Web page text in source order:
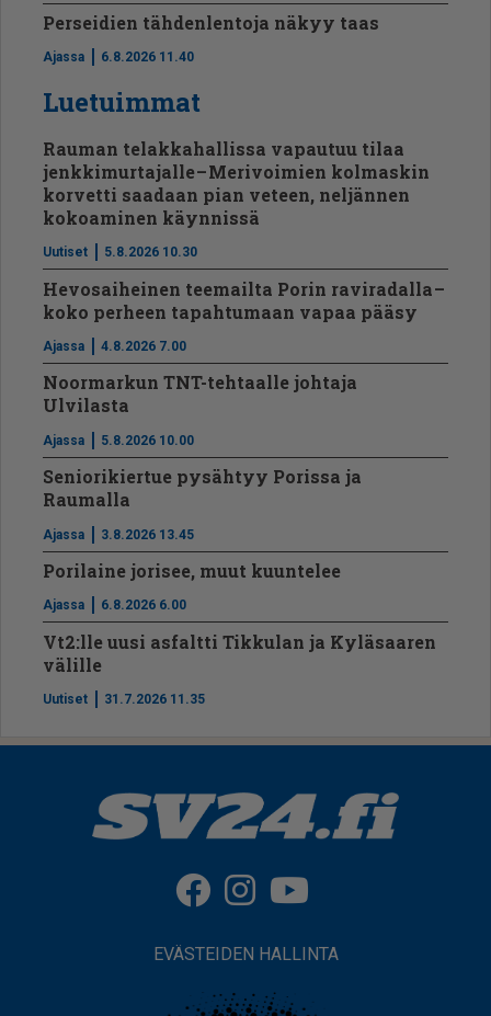
Perseidien tähdenlentoja näkyy taas
Ajassa 6.8.2026 11.40
Luetuimmat
Rauman telakkahallissa vapautuu tilaa
jenkkimurtajalle – Merivoimien kolmaskin
korvetti saadaan pian veteen, neljännen
kokoaminen käynnissä
Uutiset 5.8.2026 10.30
Hevosaiheinen teemailta Porin raviradalla –
koko perheen tapahtumaan vapaa pääsy
Ajassa 4.8.2026 7.00
Noormarkun TNT-tehtaalle johtaja
Ulvilasta
Ajassa 5.8.2026 10.00
Seniorikiertue pysähtyy Porissa ja
Raumalla
Ajassa 3.8.2026 13.45
Porilaine jorisee, muut kuuntelee
Ajassa 6.8.2026 6.00
Vt2:lle uusi asfaltti Tikkulan ja Kyläsaaren
välille
Uutiset 31.7.2026 11.35
EVÄSTEIDEN HALLINTA